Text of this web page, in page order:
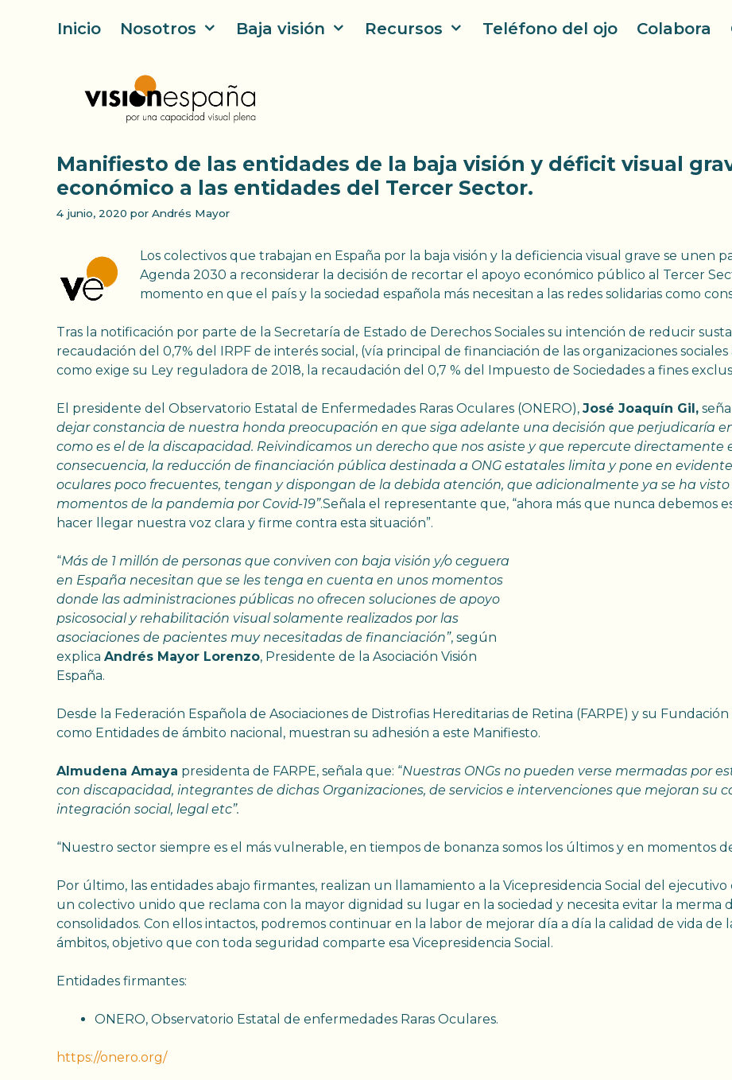
Inicio Nosotros Baja visión Recursos Teléfono del ojo Colabora
Manifiesto de las entidades de la baja visión y déficit visual
económico a las entidades del Tercer Sector.
4 junio, 2020 por Andrés Mayor
Los colectivos que trabajan en España por la baja visión y la deficiencia visual grave se unen
Agenda 2030 a reconsiderar la decisión de recortar el apoyo económico público al Tercer
momento en que el país y la sociedad española más necesitan a las redes solidarias como
Tras la notificación por parte de la Secretaría de Estado de Derechos Sociales su intención de reducir
recaudación del 0,7% del IRPF de interés social, (vía principal de financiación de las organizaciones
como exige su Ley reguladora de 2018, la recaudación del 0,7 % del Impuesto de Sociedades a fines
El presidente del Observatorio Estatal de Enfermedades Raras Oculares (ONERO), José Joaquín Gil,
dejar constancia de nuestra honda preocupación en que siga adelante una decisión que perjudicaría
como es el de la discapacidad. Reivindicamos un derecho que nos asiste y que repercute directamente
consecuencia, la reducción de financiación pública destinada a ONG estatales limita y pone en
oculares poco frecuentes, tengan y dispongan de la debida atención, que adicionalmente ya se ha
momentos de la pandemia por Covid-19”.Señala el representante que, “ahora más que nunca debemos
hacer llegar nuestra voz clara y firme contra esta situación”.
“Más de 1 millón de personas que conviven con baja visión y/o ceguera
en España necesitan que se les tenga en cuenta en unos momentos
donde las administraciones públicas no ofrecen soluciones de apoyo
psicosocial y rehabilitación visual solamente realizados por las
asociaciones de pacientes muy necesitadas de financiación”, según
explica Andrés Mayor Lorenzo, Presidente de la Asociación Visión
España.
Desde la Federación Española de Asociaciones de Distrofias Hereditarias de Retina (FARPE) y su
como Entidades de ámbito nacional, muestran su adhesión a este Manifiesto.
Almudena Amaya presidenta de FARPE, señala que: “Nuestras ONGs no pueden verse mermadas por
con discapacidad, integrantes de dichas Organizaciones, de servicios e intervenciones que mejoran su
integración social, legal etc”.
“Nuestro sector siempre es el más vulnerable, en tiempos de bonanza somos los últimos y en momentos
Por último, las entidades abajo firmantes, realizan un llamamiento a la Vicepresidencia Social del
un colectivo unido que reclama con la mayor dignidad su lugar en la sociedad y necesita evitar la merma
consolidados. Con ellos intactos, podremos continuar en la labor de mejorar día a día la calidad de vida de
ámbitos, objetivo que con toda seguridad comparte esa Vicepresidencia Social.
Entidades firmantes:
ONERO, Observatorio Estatal de enfermedades Raras Oculares.
https://onero.org/